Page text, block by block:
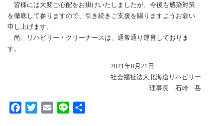
皆様には大変ご心配をお掛けいたしましたが、今後も感染対策
を徹底して参りますので、引き続きご支援を賜りますようお願い
申し上げます。
尚、リハビリー・クリーナースは、通常通り運営しておりま
す。
2021年8月21日
社会福祉法人北海道リハビリー
理事長 石崎 岳
Facebook
TwitterEmail Line